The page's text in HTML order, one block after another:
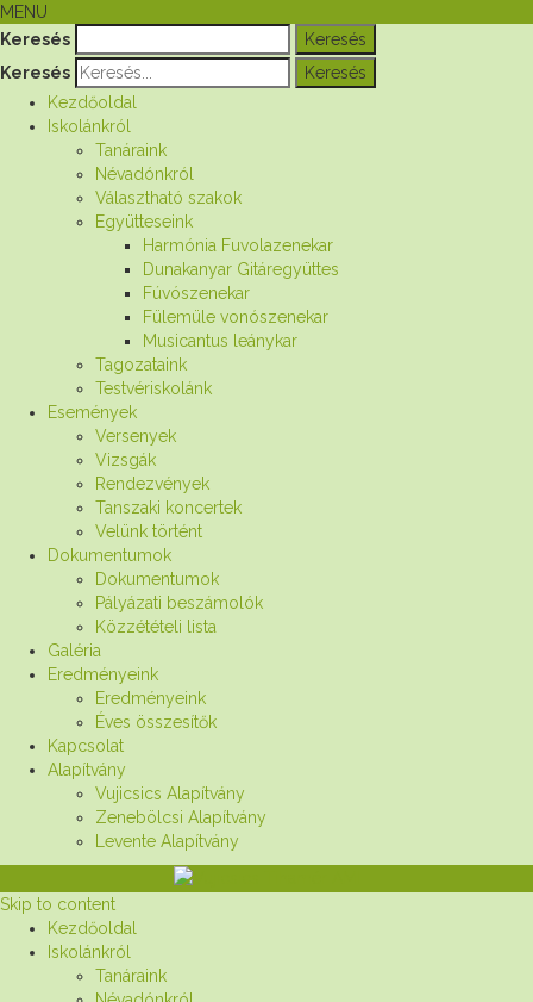
MENU
Keresés
Keresés
Kezdőoldal
Iskolánkról
Tanáraink
Névadónkról
Választható szakok
Együtteseink
Harmónia Fuvolazenekar
Dunakanyar Gitáregyüttes
Fúvószenekar
Fülemüle vonószenekar
Musicantus leánykar
Tagozataink
Testvériskolánk
Események
Versenyek
Vizsgák
Rendezvények
Tanszaki koncertek
Velünk történt
Dokumentumok
Dokumentumok
Pályázati beszámolók
Közzétételi lista
Galéria
Eredményeink
Eredményeink
Éves összesítők
Kapcsolat
Alapítvány
Vujicsics Alapítvány
Zenebölcsi Alapítvány
Levente Alapítvány
Skip to content
Kezdőoldal
Iskolánkról
Tanáraink